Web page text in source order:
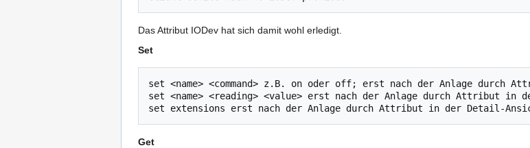
Das Attribut IODev hat sich damit wohl erledigt.
Set
set <name> <command> z.B. on oder off; erst nach der Anlage durch
set <name> <reading> <value> erst nach der Anlage durch Attribut in
Get